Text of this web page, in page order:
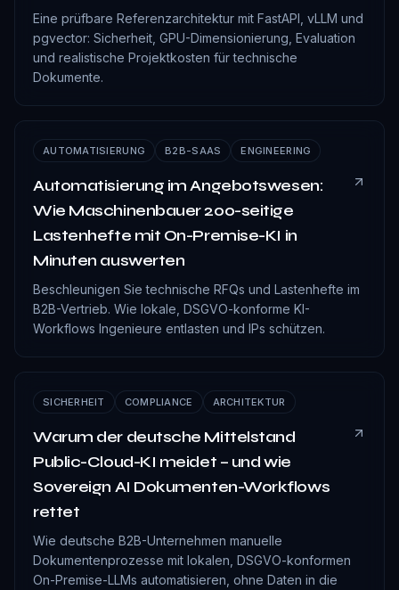
Eine prüfbare Referenzarchitektur mit FastAPI, vLLM und
pgvector: Sicherheit, GPU-Dimensionierung, Evaluation
und realistische Projektkosten für technische
Dokumente.
AUTOMATISIERUNG B2B-SAAS ENGINEERING
Automatisierung im Angebotswesen:
Wie Maschinenbauer 200-seitige
Lastenhefte mit On-Premise-KI in
Minuten auswerten
Beschleunigen Sie technische RFQs und Lastenhefte im
B2B-Vertrieb. Wie lokale, DSGVO-konforme KI-
Workflows Ingenieure entlasten und IPs schützen.
SICHERHEIT COMPLIANCE ARCHITEKTUR
Warum der deutsche Mittelstand
Public-Cloud-KI meidet – und wie
Sovereign AI Dokumenten-Workflows
rettet
Wie deutsche B2B-Unternehmen manuelle
Dokumentenprozesse mit lokalen, DSGVO-konformen
On-Premise-LLMs automatisieren, ohne Daten in die